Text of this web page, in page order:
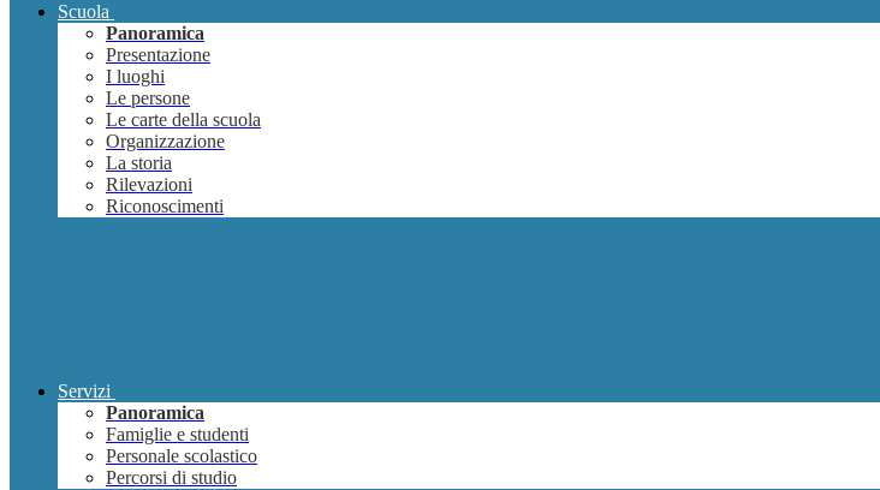
Scuola
Panoramica
Presentazione
I luoghi
Le persone
Le carte della scuola
Organizzazione
La storia
Rilevazioni
Riconoscimenti
Servizi
Panoramica
Famiglie e studenti
Personale scolastico
Percorsi di studio